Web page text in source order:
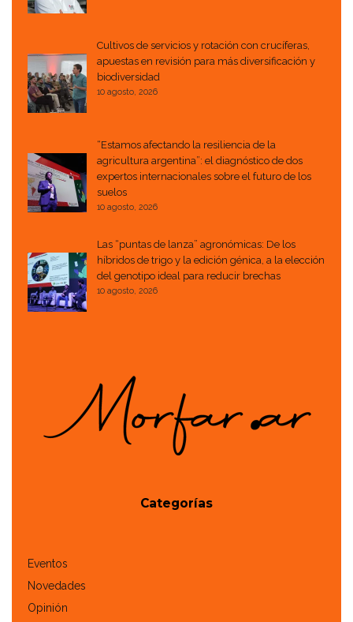
Cultivos de servicios y rotación con crucíferas,
apuestas en revisión para más diversificación y
biodiversidad
10 agosto, 2026
“Estamos afectando la resiliencia de la
agricultura argentina”: el diagnóstico de dos
expertos internacionales sobre el futuro de los
suelos
10 agosto, 2026
Las “puntas de lanza” agronómicas: De los
híbridos de trigo y la edición génica, a la elección
del genotipo ideal para reducir brechas
10 agosto, 2026
Categorías
Eventos
Novedades
Opinión